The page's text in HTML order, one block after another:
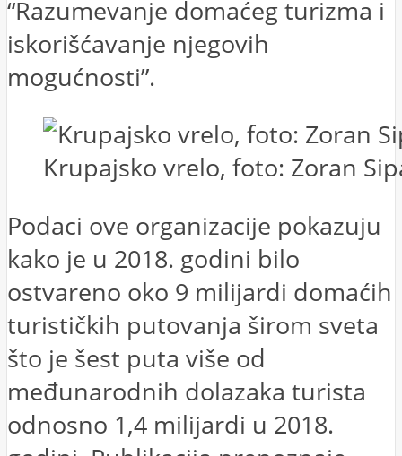
“Razumevanje domaćeg turizma i
iskorišćavanje njegovih
mogućnosti”.
Krupajsko vrelo, foto: Zoran
Podaci ove organizacije pokazuju
kako je u 2018. godini bilo
ostvareno oko 9 milijardi domaćih
turističkih putovanja širom sveta
što je šest puta više od
međunarodnih dolazaka turista
odnosno 1,4 milijardi u 2018.